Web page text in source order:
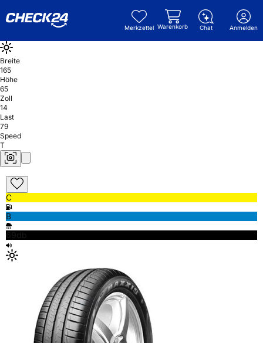
Merkzettel Warenkorb Chat Anmelden
Breite
165
Höhe
65
Zoll
14
Last
79
Speed
T
C
B
69db